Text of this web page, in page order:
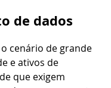
de dados
cenário de grande
e ativos de
que exigem